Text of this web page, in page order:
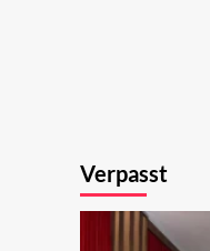
Verpasst